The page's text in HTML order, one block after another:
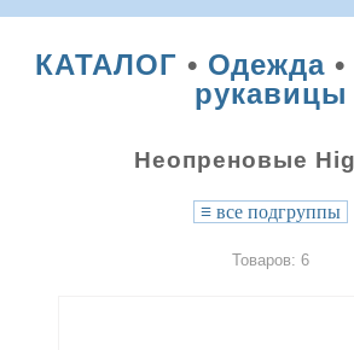
КАТАЛОГ • Одежда•
рукавицы
Неопреновые
≡ все подгруппы
Товаров: 6